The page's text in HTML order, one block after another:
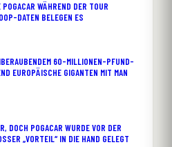
WÄHREND DER TOUR
DATEN BELEGEN ES
60-MILLIONEN-PFUND-
EUROPÄISCHE GIGANTEN MIT MAN
DOCH POGACAR WURDE VOR DER
„VORTEIL“ IN DIE HAND GELEGT